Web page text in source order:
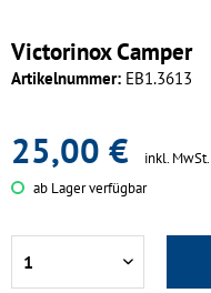
Victorinox Camper
Artikelnummer: EB1.3613
25,00 € inkl. MwSt.
ab Lager verfügbar